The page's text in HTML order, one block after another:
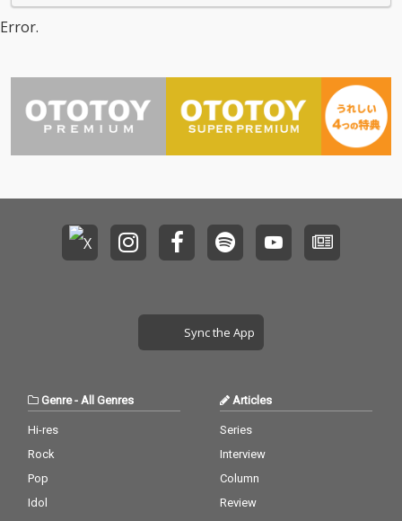
Error.
Sync the App
Genre- All Genres
Hi-res
Rock
Pop
Idol
Articles
Series
Interview
Column
Review